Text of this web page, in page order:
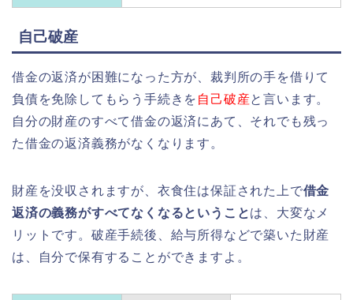
自己破産
借金の返済が困難になった方が、裁判所の手を借りて
負債を免除してもらう手続きを 自己破産と言います。
自分の財産のすべて借金の返済にあて、それでも残っ
た借金の返済義務がなくなります。
財産を没収されますが、衣食住は保証された上で借金
返済の義務がすべてなくなるということは、大変なメ
リットです。破産手続後、給与所得などで築いた財産
は、自分で保有することができますよ。